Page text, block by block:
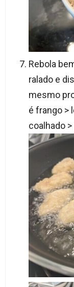
Rebola
ralado e
mesmo
é frango >
coalhado